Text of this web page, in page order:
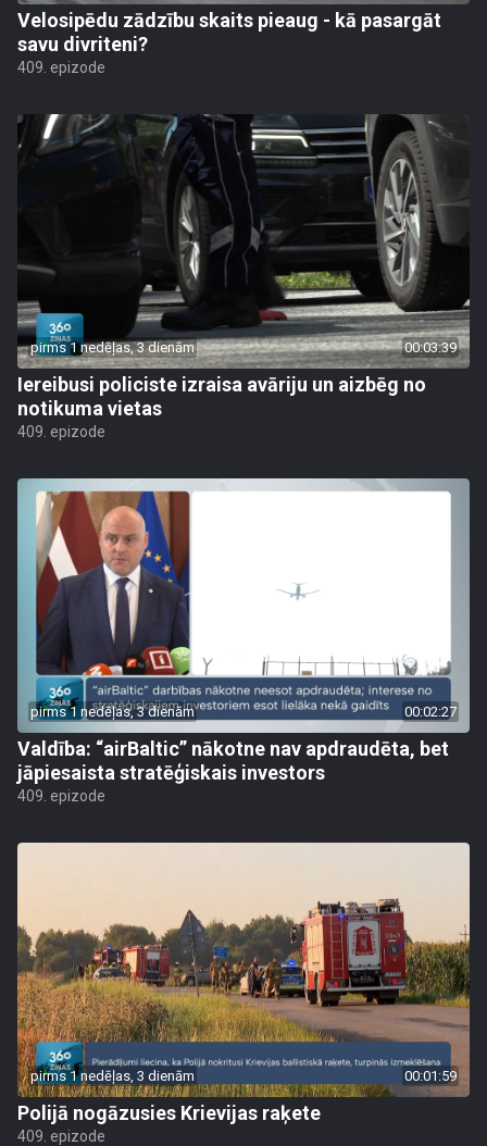
Velosipēdu zādzību skaits pieaug - kā pasargāt
savu divriteni?
409. epizode
pirms 1 nedēļas, 3 dienām 00:03:39
Iereibusi policiste izraisa avāriju un aizbēg no
notikuma vietas
409. epizode
pirms 1 nedēļas, 3 dienām 00:02:27
Valdība: “airBaltic” nākotne nav apdraudēta, bet
jāpiesaista stratēģiskais investors
409. epizode
pirms 1 nedēļas, 3 dienām 00:01:59
Polijā nogāzusies Krievijas raķete
409. epizode